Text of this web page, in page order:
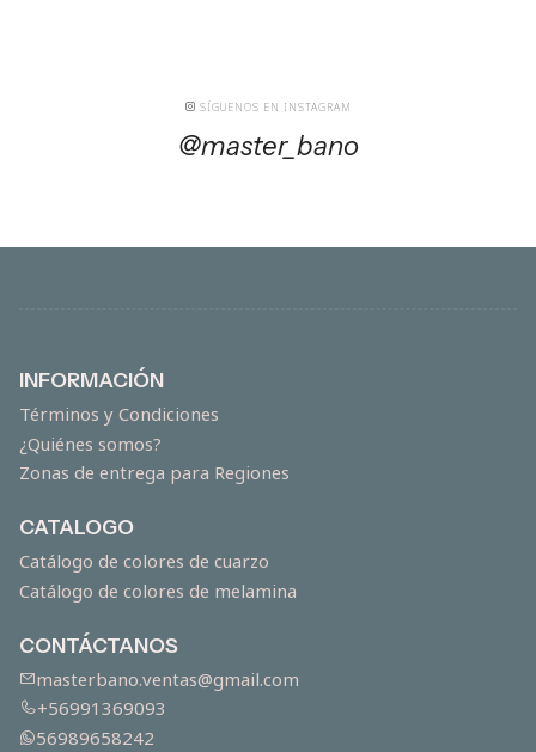
SÍGUENOS EN INSTAGRAM
@master_bano
INFORMACIÓN
Términos y Condiciones
¿Quiénes somos?
Zonas de entrega para Regiones
CATALOGO
Catálogo de colores de cuarzo
Catálogo de colores de melamina
CONTÁCTANOS
masterbano.ventas@gmail.com
+56991369093
56989658242